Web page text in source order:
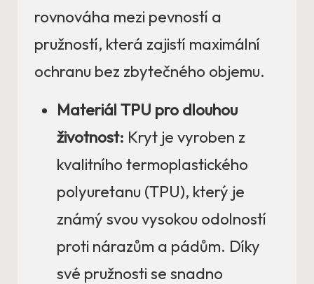
rovnováha mezi pevností a
pružností, která zajistí maximální
ochranu bez zbytečného objemu.
Materiál TPU pro dlouhou
životnost: Kryt je vyroben z
kvalitního termoplastického
polyuretanu (TPU), který je
známý svou vysokou odolností
proti nárazům a pádům. Díky
své pružnosti se snadno